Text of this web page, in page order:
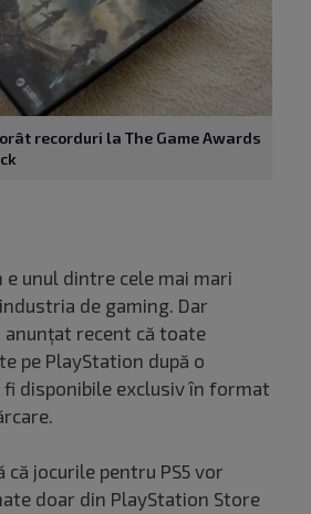
recorduri la The Game Awards
e unul dintre cele mai mari
de gaming. Dar
anunțat recent că toate
pe PlayStation după o
disponibile exclusiv în format
că jocurile pentru PS5 vor
doar din PlayStation Store